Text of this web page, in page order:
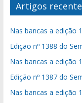
Artigos
Nas bancas a edição
Edição nº 1388 do
Nas bancas a edição
Edição nº 1387 do
Nas bancas a edição